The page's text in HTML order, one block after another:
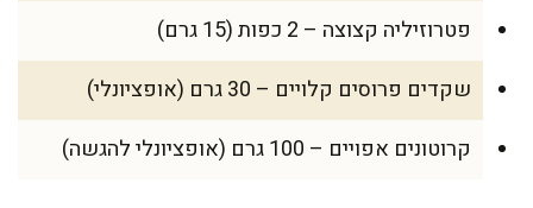
פטרוזיליה קצוצה – 2 כפות (15 גרם)
שקדים פרוסים קלויים – 30 גרם (אופציונלי)
קרוטונים אפויים – 100 גרם (אופציונלי להגשה)